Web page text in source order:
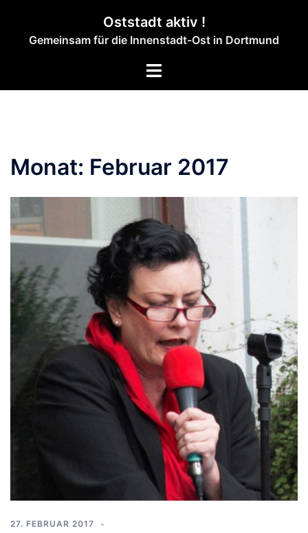
springen
Oststadt aktiv !
Gemeinsam für die Innenstadt-Ost in Dortmund
Menü
Monat: Februar 2017
27. FEBRUAR 2017